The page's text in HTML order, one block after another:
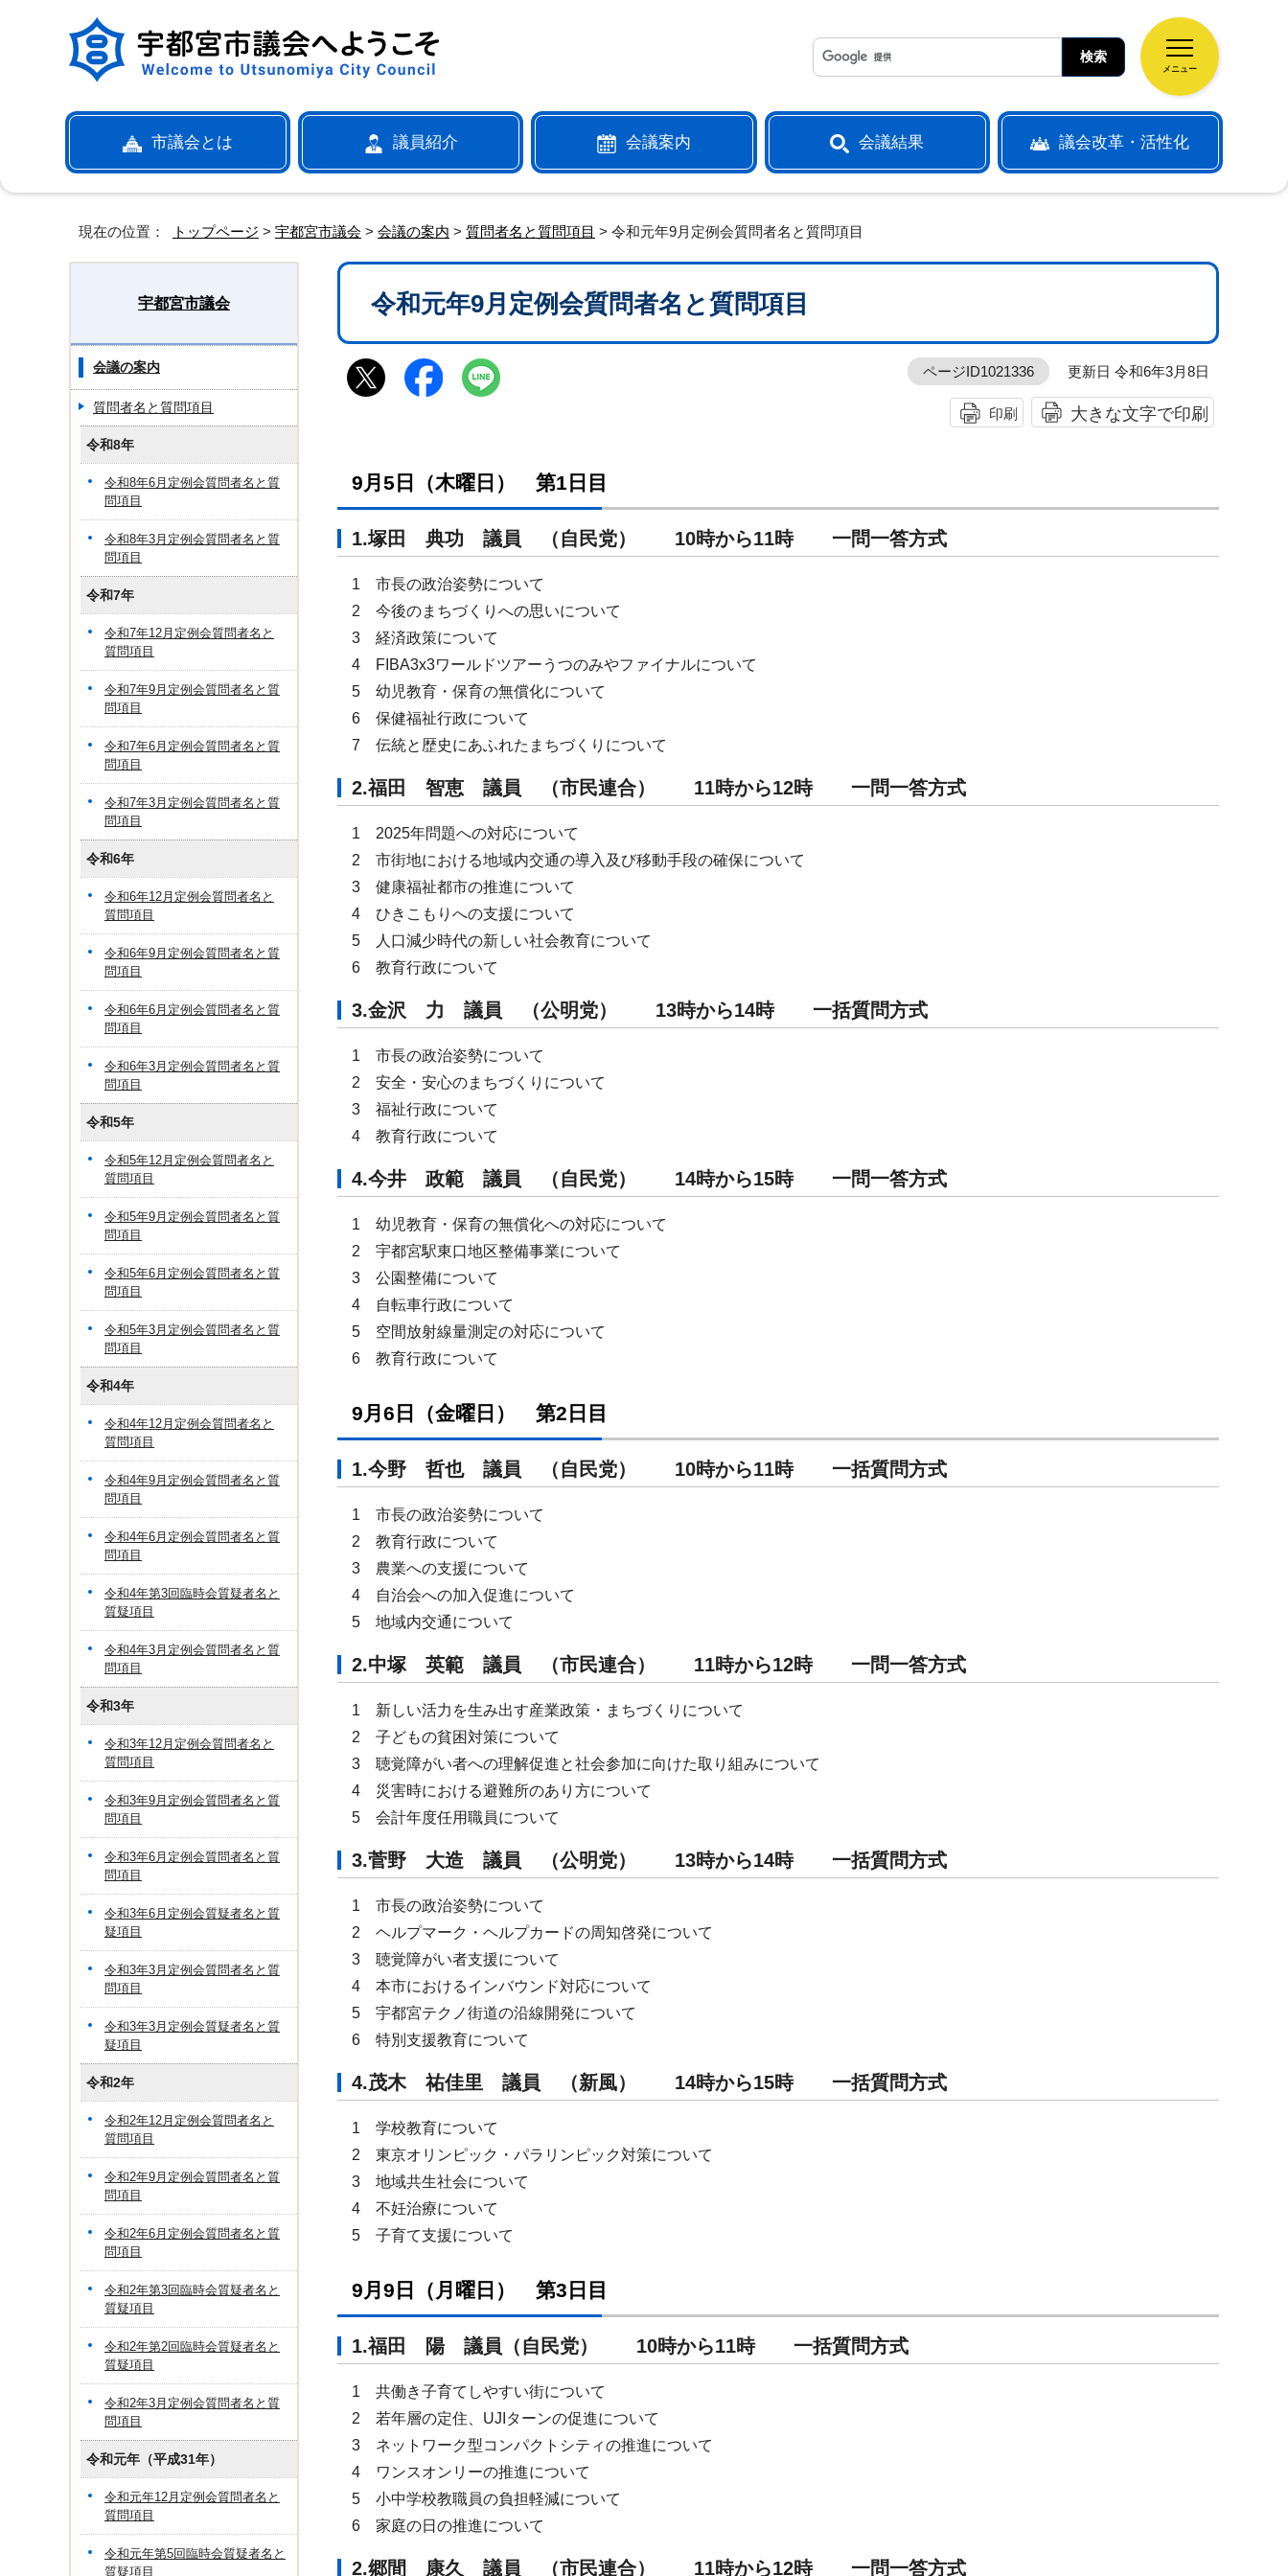
メニュー
市議会とは 議員紹介 会議案内 会議結果 議会改革・活性化
現在の位置： トップページ > 宇都宮市議会 > 会議の案内 > 質問者名と質問項目 > 令和元年9月定例会質問者名と質問項目
令和元年9月定例会質問者名と質問項目
ページID1021336 更新日 令和6年3月8日
印刷 大きな文字で印刷
9月5日（木曜日） 第1日目
1.塚田 典功 議員 （自民党） 10時から11時 一問一答方式
1 市長の政治姿勢について
2 今後のまちづくりへの思いについて
3 経済政策について
4 FIBA3x3ワールドツアーうつのみやファイナルについて
5 幼児教育・保育の無償化について
6 保健福祉行政について
7 伝統と歴史にあふれたまちづくりについて
2.福田 智恵 議員 （市民連合） 11時から12時 一問一答方式
1 2025年問題への対応について
2 市街地における地域内交通の導入及び移動手段の確保について
3 健康福祉都市の推進について
4 ひきこもりへの支援について
5 人口減少時代の新しい社会教育について
6 教育行政について
3.金沢 力 議員 （公明党） 13時から14時 一括質問方式
1 市長の政治姿勢について
2 安全・安心のまちづくりについて
3 福祉行政について
4 教育行政について
4.今井 政範 議員 （自民党） 14時から15時 一問一答方式
1 幼児教育・保育の無償化への対応について
2 宇都宮駅東口地区整備事業について
3 公園整備について
4 自転車行政について
5 空間放射線量測定の対応について
6 教育行政について
9月6日（金曜日） 第2日目
1.今野 哲也 議員 （自民党） 10時から11時 一括質問方式
1 市長の政治姿勢について
2 教育行政について
3 農業への支援について
4 自治会への加入促進について
5 地域内交通について
2.中塚 英範 議員 （市民連合） 11時から12時 一問一答方式
1 新しい活力を生み出す産業政策・まちづくりについて
2 子どもの貧困対策について
3 聴覚障がい者への理解促進と社会参加に向けた取り組みについて
4 災害時における避難所のあり方について
5 会計年度任用職員について
3.菅野 大造 議員 （公明党） 13時から14時 一括質問方式
1 市長の政治姿勢について
2 ヘルプマーク・ヘルプカードの周知啓発について
3 聴覚障がい者支援について
4 本市におけるインバウンド対応について
5 宇都宮テクノ街道の沿線開発について
6 特別支援教育について
4.茂木 祐佳里 議員 （新風） 14時から15時 一括質問方式
1 学校教育について
2 東京オリンピック・パラリンピック対策について
3 地域共生社会について
4 不妊治療について
5 子育て支援について
9月9日（月曜日） 第3日目
1.福田 陽 議員（自民党） 10時から11時 一括質問方式
1 共働き子育てしやすい街について
2 若年層の定住、UJIターンの促進について
3 ネットワーク型コンパクトシティの推進について
4 ワンスオンリーの推進について
5 小中学校教職員の負担軽減について
6 家庭の日の推進について
2.郷間 康久 議員 （市民連合） 11時から12時 一問一答方式
宇都宮市議会
会議の案内
質問者名と質問項目
令和8年
令和8年6月定例会質問者名と質
問項目
令和8年3月定例会質問者名と質
問項目
令和7年
令和7年12月定例会質問者名と
質問項目
令和7年9月定例会質問者名と質
問項目
令和7年6月定例会質問者名と質
問項目
令和7年3月定例会質問者名と質
問項目
令和6年
令和6年12月定例会質問者名と
質問項目
令和6年9月定例会質問者名と質
問項目
令和6年6月定例会質問者名と質
問項目
令和6年3月定例会質問者名と質
問項目
令和5年
令和5年12月定例会質問者名と
質問項目
令和5年9月定例会質問者名と質
問項目
令和5年6月定例会質問者名と質
問項目
令和5年3月定例会質問者名と質
問項目
令和4年
令和4年12月定例会質問者名と
質問項目
令和4年9月定例会質問者名と質
問項目
令和4年6月定例会質問者名と質
問項目
令和4年第3回臨時会質疑者名と
質疑項目
令和4年3月定例会質問者名と質
問項目
令和3年
令和3年12月定例会質問者名と
質問項目
令和3年9月定例会質問者名と質
問項目
令和3年6月定例会質問者名と質
問項目
令和3年6月定例会質疑者名と質
疑項目
令和3年3月定例会質問者名と質
問項目
令和3年3月定例会質疑者名と質
疑項目
令和2年
令和2年12月定例会質問者名と
質問項目
令和2年9月定例会質問者名と質
問項目
令和2年6月定例会質問者名と質
問項目
令和2年第3回臨時会質疑者名と
質疑項目
令和2年第2回臨時会質疑者名と
質疑項目
令和2年3月定例会質問者名と質
問項目
令和元年（平成31年）
令和元年12月定例会質問者名と
質問項目
令和元年第5回臨時会質疑者名と
質疑項目